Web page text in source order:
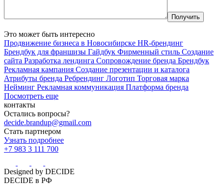
Это может быть интересно
Продвижение бизнеса в Новосибирске HR-брендинг
Брендбук для франшизы Гайдбук Фирменный стиль Создание
сайта Разработка лендинга Сопровождение бренда Брендбук
Рекламная кампания Создание презентации и каталога
Атрибуты бренда Ребрендинг Логотип Торговая марка
Нейминг Рекламная коммуникация Платформа бренда
Посмотреть еще
контакты
Остались вопросы?
decide.brandup@gmail.com
Стать партнером
Узнать подробнее
+7 983 3 111 700
Designed by DECIDE
DECIDE в РФ